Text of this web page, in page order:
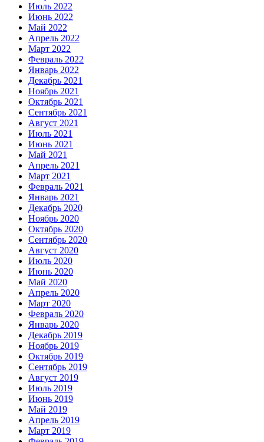
Июль 2022
Июнь 2022
Май 2022
Апрель 2022
Март 2022
Февраль 2022
Январь 2022
Декабрь 2021
Ноябрь 2021
Октябрь 2021
Сентябрь 2021
Август 2021
Июль 2021
Июнь 2021
Май 2021
Апрель 2021
Март 2021
Февраль 2021
Январь 2021
Декабрь 2020
Ноябрь 2020
Октябрь 2020
Сентябрь 2020
Август 2020
Июль 2020
Июнь 2020
Май 2020
Апрель 2020
Март 2020
Февраль 2020
Январь 2020
Декабрь 2019
Ноябрь 2019
Октябрь 2019
Сентябрь 2019
Август 2019
Июль 2019
Июнь 2019
Май 2019
Апрель 2019
Март 2019